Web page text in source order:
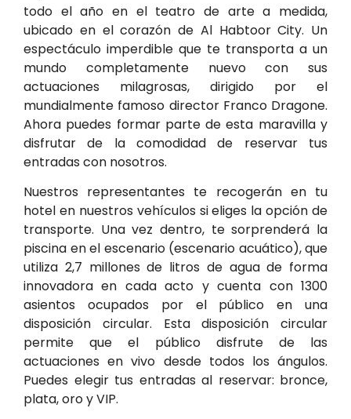
todo el año en el teatro de arte a medida,
ubicado en el corazón de Al Habtoor City. Un
espectáculo imperdible que te transporta a un
mundo completamente nuevo con sus
actuaciones milagrosas, dirigido por el
mundialmente famoso director Franco Dragone.
Ahora puedes formar parte de esta maravilla y
disfrutar de la comodidad de reservar tus
entradas con nosotros.
Nuestros representantes te recogerán en tu
hotel en nuestros vehículos si eliges la opción de
transporte. Una vez dentro, te sorprenderá la
piscina en el escenario (escenario acuático), que
utiliza 2,7 millones de litros de agua de forma
innovadora en cada acto y cuenta con 1300
asientos ocupados por el público en una
disposición circular. Esta disposición circular
permite que el público disfrute de las
actuaciones en vivo desde todos los ángulos.
Puedes elegir tus entradas al reservar: bronce,
plata, oro y VIP.